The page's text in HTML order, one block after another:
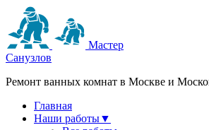
Мастер
Санузлов
Ремонт ванных комнат в Москве и
Главная
Наши работы▼